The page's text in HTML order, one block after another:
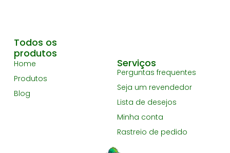
Todos os
produtos
Home
Produtos
Blog
Serviços
Perguntas frequentes
Seja um revendedor
Lista de desejos
Minha conta
Rastreio de pedido